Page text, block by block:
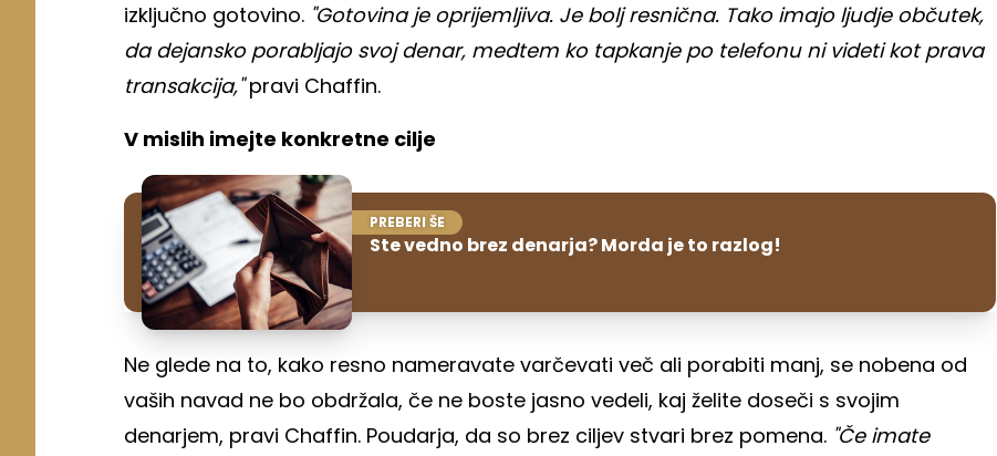
izključno gotovino. "Gotovina je oprijemljiva. Je bolj resnična. Tako imajo ljudje občutek,
da dejansko porabljajo svoj denar, medtem ko tapkanje po telefonu ni videti kot prava
transakcija,"pravi Chaffin.
V mislih imejte konkretne cilje
PREBERI ŠE
Ste vedno brez denarja? Morda je to razlog!
Ne glede na to, kako resno nameravate varčevati več ali porabiti manj, se nobena od
vaših navad ne bo obdržala, če ne boste jasno vedeli, kaj želite doseči s svojim
denarjem, pravi Chaffin. Poudarja, da so brez ciljev stvari brez pomena. "Če imate